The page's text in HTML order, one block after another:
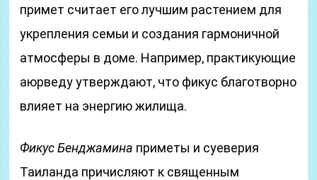
примет считает его лучшим растением для
укрепления семьи и создания гармоничной
атмосферы в доме. Например, практикующие
аюрведу утверждают, что фикус благотворно
влияет на энергию жилища.
Фикус Бенджамина приметы и суеверия
Таиланда причисляют к священным